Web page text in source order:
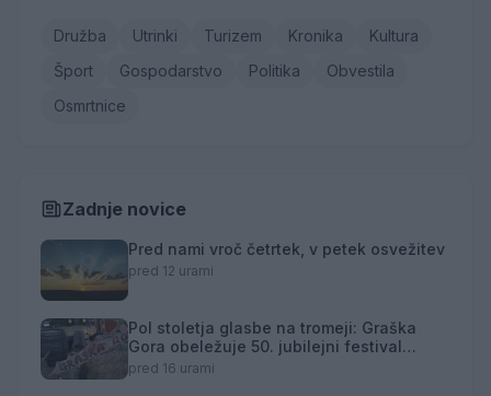
Družba Utrinki Turizem Kronika
Kultura
Šport
Gospodarstvo Politika
Obvestila
Osmrtnice
Zadnje novice
Pred nami vroč četrtek, v petek osvežitev
pred 12 urami
Pol stoletja glasbe na tromeji: Graška
Gora obeležuje 50. jubilejni festival
narodno-zabavne glasbe
pred 16 urami